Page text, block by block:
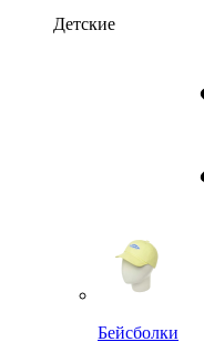
Детские
Бейсболки